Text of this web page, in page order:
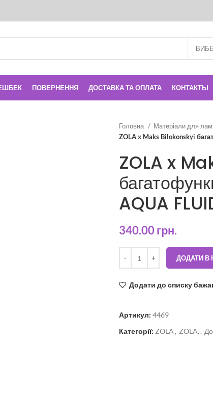
ПОВЕРНЕННЯ ДОСТАВКА ТА ОПЛАТА КОНТАКТЫ
Головна Матеріали для
ZOLA x Maks Bilokonskyi
ZOLA x
AQUA
340.00грн.
ДОДАТИ В
Додати до списку
Артикул: 4469
Категорії: ZOLA , ZOLA. ,